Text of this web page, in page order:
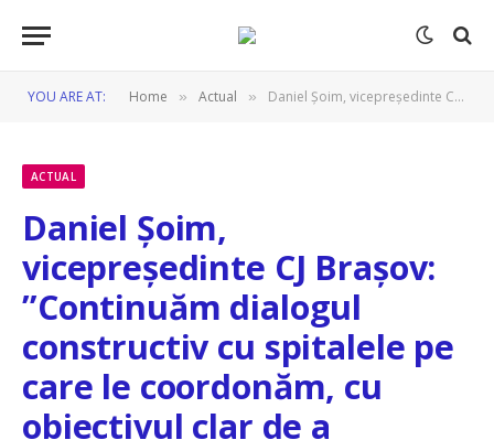
YOU ARE AT: Home » Actual » Daniel Șoim, vicepreședinte CJ Brașov: ”Continuăm dialogul constructiv cu spitalele pe care le coordonăm, cu obiectivul clar de a consolida sănătatea publică în județul Brașov”
ACTUAL
Daniel Șoim,
vicepreședinte CJ Brașov:
”Continuăm dialogul
constructiv cu spitalele pe
care le coordonăm, cu
obiectivul clar de a